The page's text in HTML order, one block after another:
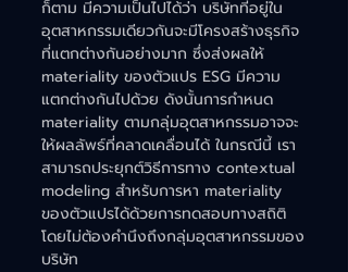
ก็ตาม มีความเป็นไปได้ว่า บริษัทที่อยู่ใน
อุตสาหกรรมเดียวกันจะมีโครงสร้างธุรกิจ
ที่แตกต่างกันอย่างมาก ซึ่งส่งผลให้
materiality ของตัวแปร ESG มีความ
แตกต่างกันไปด้วย ดังนั้นการกำหนด
materiality ตามกลุ่มอุตสาหกรรมอาจจะ
ให้ผลลัพธ์ที่คลาดเคลื่อนได้ ในกรณีนี้ เรา
สามารถประยุกต์วิธีการทาง contextual
modeling สำหรับการหา materiality
ของตัวแปรได้ด้วยการทดสอบทางสถิติ
โดยไม่ต้องคำนึงถึงกลุ่มอุตสาหกรรมของ
บริษัท